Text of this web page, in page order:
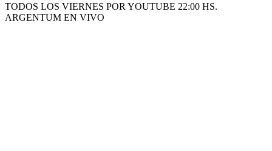
TODOS LOS VIERNES POR YOUTUBE 22:00 HS.
ARGENTUM EN VIVO